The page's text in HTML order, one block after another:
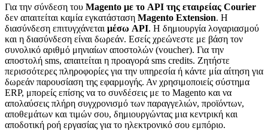
Για την σύνδεση του Magento με το API της εταιρείας Courier
δεν απαιτείται καμία εγκατάσταση Magento Extension. H
διασύνδεση επιτυγχάνεται μέσω API. Η δημιουργία λογαριασμού
και η διασύνδεση είναι δωρεάν. Εσείς χρεώνεστε με βάση τον
συνολικό αριθμό μηνιαίων αποστολών (voucher). Για την
αποστολή sms, απαιτείται η προαγορά sms credits. Ζητήστε
περισσότερες πληροφορίες για την υπηρεσία ή κάντε μία αίτηση για
δωρεάν παρουσίαση της εφαρμογής. Αν χρησιμοποιείς σύστημα
ERP, μπορείς επίσης να το συνδέσεις με το Magento και να
απολαύσεις πλήρη συγχρονισμό των παραγγελιών, προϊόντων,
αποθεμάτων και τιμών σου, δημιουργώντας μια κεντρική και
αποδοτική ροή εργασίας για το ηλεκτρονικό σου εμπόριο.